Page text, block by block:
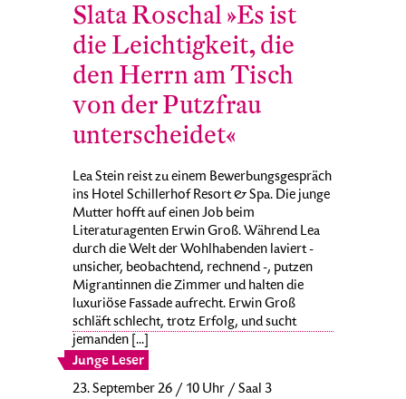
Slata Roschal »Es ist
die Leichtigkeit, die
den Herrn am Tisch
von der Putzfrau
unterscheidet«
Lea Stein reist zu einem Bewerbungsgespräch
ins Hotel Schillerhof Resort & Spa. Die junge
Mutter hofft auf einen Job beim
Literaturagenten Erwin Groß. Während Lea
durch die Welt der Wohlhabenden laviert -
unsicher, beobachtend, rechnend -, putzen
Migrantinnen die Zimmer und halten die
luxuriöse Fassade aufrecht. Erwin Groß
schläft schlecht, trotz Erfolg, und sucht
jemanden [...]
Junge Leser
23. September 26 / 10 Uhr / Saal 3